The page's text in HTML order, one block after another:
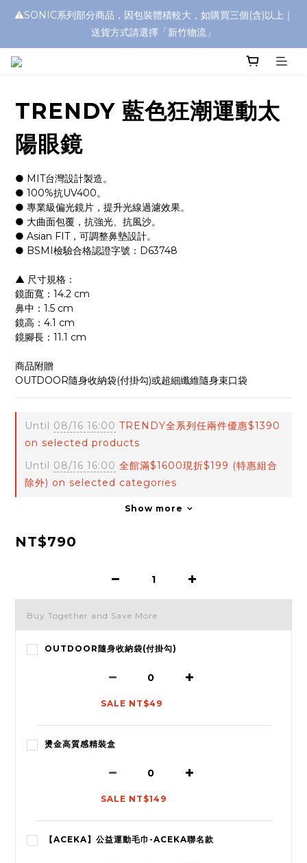
浮水太陽眼鏡🌊 全面升級新上市🎉
⚠️SONIC系列部分商品，因包裝體積較大，如購買三個(含)以上｜
送貨方式請選擇「新竹物流」
TRENDY 藍色狂潮運動太
陽眼鏡
● MIT台灣設計製造。
● 100%抗UV400。
● 專業級偏光鏡片，提升光線過濾效果。
● 大曲面包覆，抗強光、抗風沙。
● Asian FIT，可調整鼻墊設計。
● BSMI檢驗合格認證字號：D63748
▲ 尺寸規格：
鏡面寬：14.2 cm
鼻中：1.5 cm
鏡高：4.1 cm
鏡腳長：11.1 cm
商品附贈
OUTDOOR隨身收納袋(付掛勾)或超細纖維隨身束口袋
Until 08/16 16:00 TRENDY全系列任兩件優惠$1390
on selected products
Until 08/16 16:00 全館滿$1600現折$199 (特惠組合
除外) on selected categories
Show more
NT$790
Buy Together and Save More
OUTDOOR隨身收納袋(付掛勾)
SALE NT$49
燙金高質感精裝盒
SALE NT$149
【ACEKA】公益運動毛巾-ACEKA聯名款